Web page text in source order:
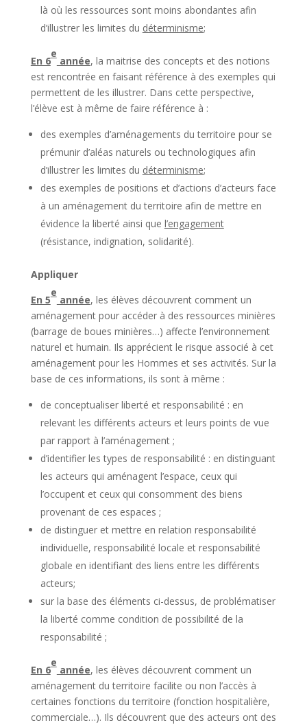
là où les ressources sont moins abondantes afin
d’illustrer les limites du déterminisme;
En 6
e
année, la maitrise des concepts et des notions
est rencontrée en faisant référence à des exemples qui
permettent de les illustrer. Dans cette perspective,
l’élève est à même de faire référence à :
des exemples d’aménagements du territoire pour se
prémunir d’aléas naturels ou technologiques afin
d’illustrer les limites du déterminisme;
des exemples de positions et d’actions d’acteurs face
à un aménagement du territoire afin de mettre en
évidence la liberté ainsi que l’engagement
(résistance, indignation, solidarité).
Appliquer
En 5
e
année, les élèves découvrent comment un
aménagement pour accéder à des ressources minières
(barrage de boues minières…) affecte l’environnement
naturel et humain. Ils apprécient le risque associé à cet
aménagement pour les Hommes et ses activités. Sur la
base de ces informations, ils sont à même :
de conceptualiser liberté et responsabilité : en
relevant les différents acteurs et leurs points de vue
par rapport à l’aménagement ;
d’identifier les types de responsabilité : en distinguant
les acteurs qui aménagent l’espace, ceux qui
l’occupent et ceux qui consomment des biens
provenant de ces espaces ;
de distinguer et mettre en relation responsabilité
individuelle, responsabilité locale et responsabilité
globale en identifiant des liens entre les différents
acteurs;
sur la base des éléments ci-dessus, de problématiser
la liberté comme condition de possibilité de la
responsabilité ;
En 6
e
année, les élèves découvrent comment un
aménagement du territoire facilite ou non l’accès à
certaines fonctions du territoire (fonction hospitalière,
commerciale…). Ils découvrent que des acteurs ont des